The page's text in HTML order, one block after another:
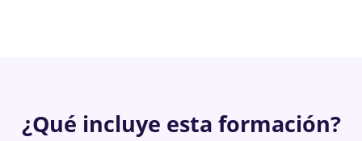
¿Qué incluye esta formación?